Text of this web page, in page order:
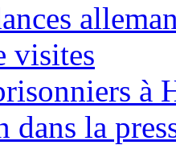
visites
à
dans la